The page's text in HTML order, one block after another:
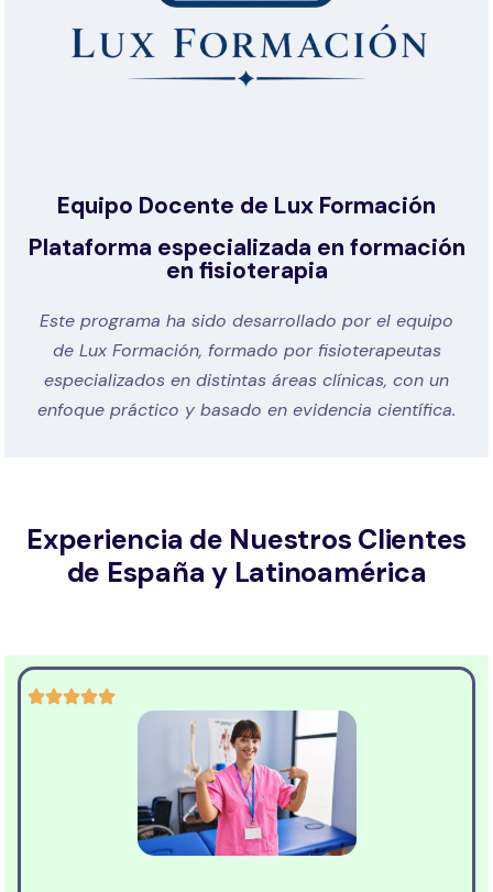
Equipo Docente de Lux Formación
Plataforma especializada en formación
en fisioterapia
Este programa ha sido desarrollado por el equipo
de Lux Formación, formado por fisioterapeutas
especializados en distintas áreas clínicas, con un
enfoque práctico y basado en evidencia científica.
Experiencia de Nuestros Clientes
de España y Latinoamérica